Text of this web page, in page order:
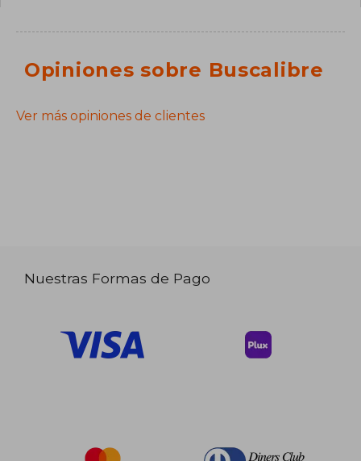
Opiniones sobre Buscalibre
Ver más opiniones de clientes
Nuestras Formas de Pago